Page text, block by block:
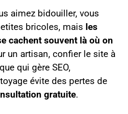
aimez bidouiller, vous
bricoles, mais les
cachent souvent là où on
un artisan, confier le site à
qui gère SEO,
évite des pertes de
gratuite.